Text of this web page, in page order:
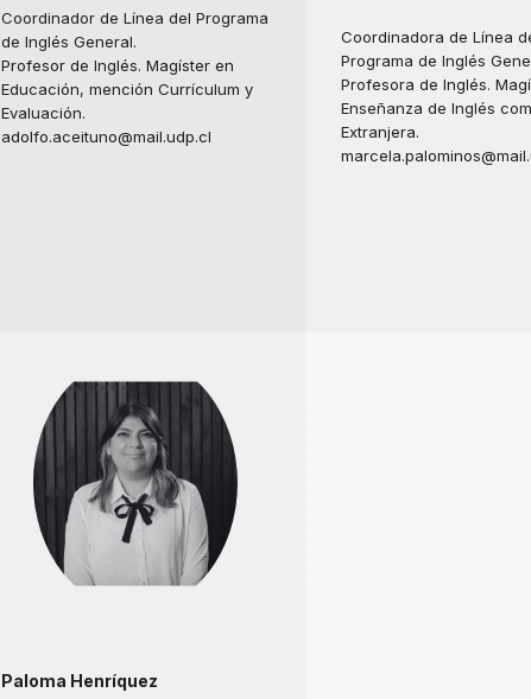
Coordinador de Línea del Programa
de Inglés General.
Profesor de Inglés. Magíster en
Educación, mención Currículum y
Evaluación.
adolfo.aceituno@mail.udp.cl
Coordinadora de Línea
Programa de Inglés
Profesora de Inglés.
Enseñanza de Inglés
Extranjera.
Paloma Henríquez